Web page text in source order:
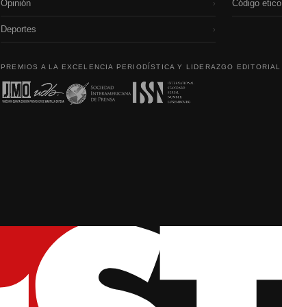
Opinión ›
Deportes ›
Código etico
PREMIOS A LA EXCELENCIA PERIODÍSTICA Y LIDERAZGO EDITORIAL